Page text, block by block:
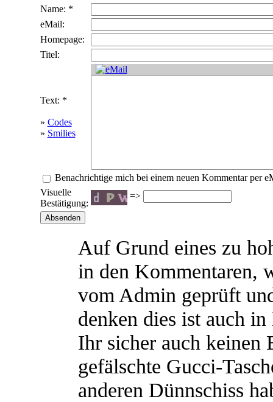
Name: *
eMail:
Homepage:
Titel:
Text: *
» Codes
» Smilies
Benachrichtige mich bei einem neuen Kommentar per
Visuelle
Bestätigung:
=>
Auf Grund eines zu
in den Kommentaren,
vom Admin geprüft
denken dies ist auch in
Ihr sicher auch keinen
gefälschte Gucci-
anderen Dünnschiss